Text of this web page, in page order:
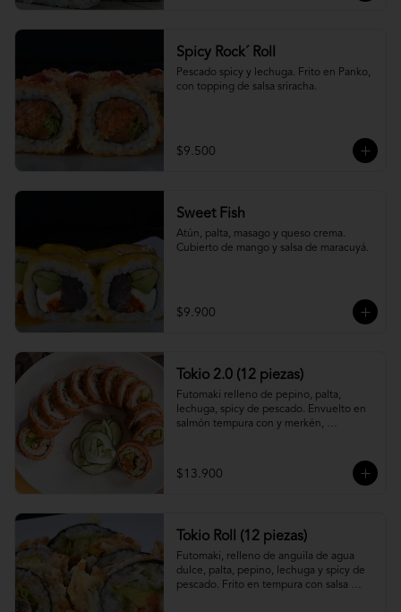
Spicy Rock´ Roll
Pescado spicy y lechuga. Frito en Panko,
con topping de salsa sriracha.
$9.500
Sweet Fish
Atún, palta, masago y queso crema.
Cubierto de mango y salsa de maracuyá.
$9.900
Tokio 2.0 (12 piezas)
Futomaki relleno de pepino, palta,
lechuga, spicy de pescado. Envuelto en
salmón tempura con y merkén,
$13.900
Tokio Roll (12 piezas)
Futomaki, relleno de anguila de agua
dulce, palta, pepino, lechuga y spicy de
pescado. Frito en tempura con salsa